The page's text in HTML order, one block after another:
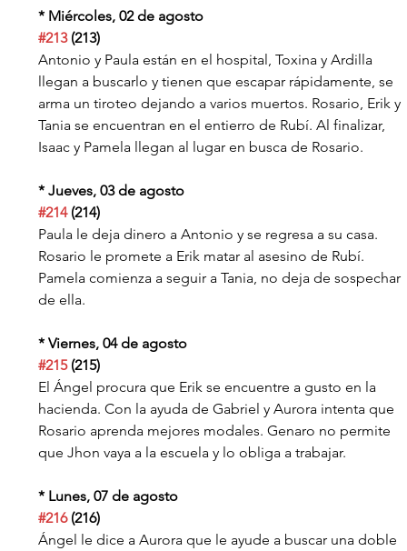
* Miércoles, 02 de agosto
#213 (213)
Antonio y Paula están en el hospital, Toxina y Ardilla
llegan a buscarlo y tienen que escapar rápidamente, se
arma un tiroteo dejando a varios muertos. Rosario, Erik y
Tania se encuentran en el entierro de Rubí. Al finalizar,
Isaac y Pamela llegan al lugar en busca de Rosario.
* Jueves, 03 de agosto
#214 (214)
Paula le deja dinero a Antonio y se regresa a su casa.
Rosario le promete a Erik matar al asesino de Rubí.
Pamela comienza a seguir a Tania, no deja de sospechar
de ella.
* Viernes, 04 de agosto
#215 (215)
El Ángel procura que Erik se encuentre a gusto en la
hacienda. Con la ayuda de Gabriel y Aurora intenta que
Rosario aprenda mejores modales. Genaro no permite
que Jhon vaya a la escuela y lo obliga a trabajar.
* Lunes, 07 de agosto
#216 (216)
Ángel le dice a Aurora que le ayude a buscar una doble